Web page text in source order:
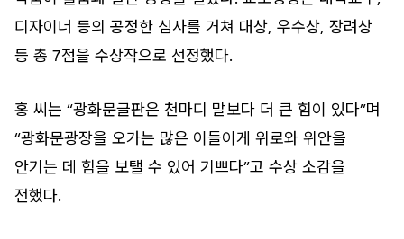
디자이너 등의 공정한 심사를 거쳐 대상, 우수상, 장려상
등 총 7점을 수상작으로 선정했다.
홍 씨는 “광화문글판은 천마디 말보다 더 큰 힘이 있다”며
“광화문광장을 오가는 많은 이들이게 위로와 위안을
안기는 데 힘을 보탤 수 있어 기쁘다”고 수상 소감을
전했다.